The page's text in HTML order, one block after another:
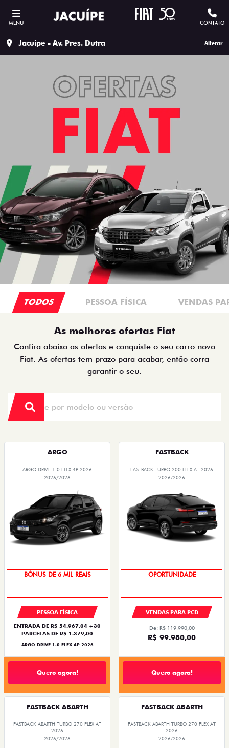
MENU CONTATO
Jacuipe - Av. Pres. Dutra Alterar
TODOS PESSOA FÍSICA VENDAS
As melhores ofertas Fiat
Confira abaixo as ofertas e conquiste o seu carro novo
Fiat. As ofertas tem prazo para acabar, então corra
garantir o seu.
ARGO
ARGO DRIVE 1.0 FLEX 4P 2026
2026/2026
TAXA ZERO
PESSOA FÍSICA
ENTRADA DE R$ 54.967,04 +30
PARCELAS DE R$ 1.379,00
ARGO DRIVE 1.0 FLEX 4P 2026
Quero agora!
FASTBACK
FASTBACK TURBO 200 FLEX AT 2026
2026/2026
OPORTUNIDADE
VENDAS PARA PCD
De: R$ 119.990,00
R$ 99.980,00
Quero agora!
FASTBACK ABARTH
FASTBACK ABARTH TURBO 270 FLEX AT
2026
2026/2026
FASTBACK ABARTH
FASTBACK ABARTH TURBO 270 FLEX AT
2026
2026/2026